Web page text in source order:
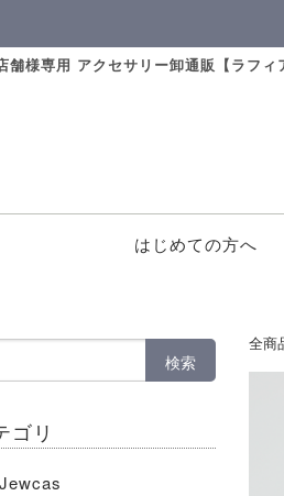
舗様専用 アクセサリー卸通販【ラフ
はじめての方へ
全商
検索
ゴリ
Jewcas